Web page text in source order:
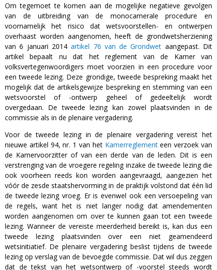
Om tegemoet te komen aan de mogelijke negatieve gevolgen
van de uitbreiding van de monocamerale procedure en
voornamelijk het risico dat wetsvoorstellen- en ontwerpen
overhaast worden aangenomen, heeft de grondwetsherziening
van 6 januari 2014artikel 76 van de Grondwet aangepast. Dit
artikel bepaalt nu dat het reglement van de Kamer van
volksvertegenwoordigers moet voorzien in een procedure voor
een tweede lezing. Deze grondige, tweede bespreking maakt het
mogelijk dat de artikelsgewijze bespreking en stemming van een
wetsvoorstel of -ontwerp geheel of gedeeltelijk wordt
overgedaan. De tweede lezing kan zowel plaatsvinden in de
commissie als in de plenaire vergadering.
Voor de tweede lezing in de plenaire vergadering vereist het
nieuwe artikel 94, nr. 1 van het Kamerreglementeen verzoek van
de Kamervoorzitter of van een derde van de leden. Dit is een
verstrenging van de vroegere regeling inzake de tweede lezing die
ook voorheen reeds kon worden aangevraagd, aangezien het
vóór de zesde staatshervorming in de praktijk volstond dat één lid
de tweede lezing vroeg. Er is evenwel ook een versoepeling van
de regels, want het is niet langer nodig dat amendementen
worden aangenomen om over te kunnen gaan tot een tweede
lezing. Wanneer de vereiste meerderheid bereikt is, kan dus een
tweede lezing plaatsvinden over een niet geamendeerd
wetsinitiatief. De plenaire vergadering beslist tijdens de tweede
lezing op verslag van de bevoegde commissie. Dat wil dus zeggen
dat de tekst van het wetsontwerp of -voorstel steeds wordt